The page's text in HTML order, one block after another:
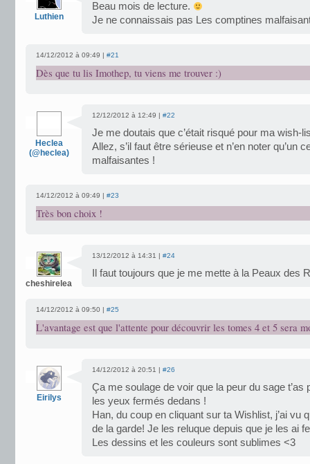
Luthien
Beau mois de lecture.
Je ne connaissais pas Les comptines
14/12/2012 à 09:49 | #21
Dès que tu lis Imothep, tu viens me trouver :)
Heclea
(@heclea)
12/12/2012 à 12:49 | #22
Je me doutais que c’était risqué pour ma
Allez, s’il faut être sérieuse et n’en noter qu’un
malfaisantes !
14/12/2012 à 09:49 | #23
Très bon choix !
cheshirelea
13/12/2012 à 14:31 | #24
Il faut toujours que je me mette à la Peaux des
14/12/2012 à 09:50 | #25
L'avantage est que l'attente pour découvrir les tomes 4 et 5 sera
Eirilys
14/12/2012 à 20:51 | #26
Ça me soulage de voir que la peur du sage t’as
les yeux fermés dedans !
Han, du coup en cliquant sur ta Wishlist, j’ai vu
de la garde! Je les reluque depuis que je les ai
Les dessins et les couleurs sont sublimes <3